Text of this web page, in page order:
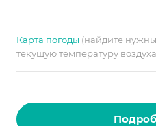
Карта погоды (найдите
текущую температуру